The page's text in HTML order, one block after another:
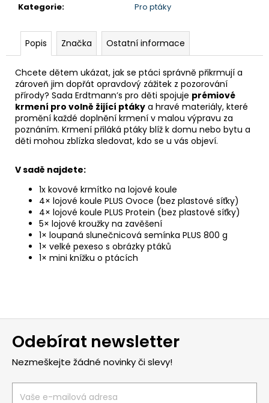
Kategorie: Pro ptáky
Popis Značka Ostatní informace
Chcete dětem ukázat, jak se ptáci správně přikrmují a
zároveň jim dopřát opravdový zážitek z pozorování
přírody? Sada Erdtmann’s pro děti spojuje prémiové
krmení pro volně žijící ptáky a hravé materiály, které
promění každé doplnění krmení v malou výpravu za
poznáním. Krmení přiláká ptáky blíž k domu nebo bytu a
děti mohou zblízka sledovat, kdo se u vás objeví.
V sadě najdete:
1x kovové krmítko na lojové koule
4× lojové koule PLUS Ovoce (bez plastové síťky)
4× lojové koule PLUS Protein (bez plastové síťky)
5× lojové kroužky na zavěšení
1× loupaná slunečnicová semínka PLUS 800 g
1× velké pexeso s obrázky ptáků
1× mini knížku o ptácích
Z
Odebírat newsletter
Nezmeškejte žádné novinky či slevy!